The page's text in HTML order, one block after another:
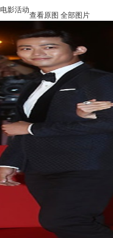
电影活动
查看原图 全部图片